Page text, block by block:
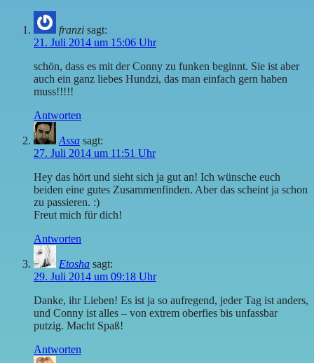
franzi sagt:
21. Juli 2014 um 15:06 Uhr
schön, dass es mit der Conny zu funken beginnt. Sie ist aber
auch ein ganz liebes Hundzi, das man einfach gern haben
muss!!!!!
Antworten
Assa sagt:
27. Juli 2014 um 11:51 Uhr
Hey das hört und sieht sich ja gut an! Ich wünsche euch
beiden eine gutes Zusammenfinden. Aber das scheint ja schon
zu passieren. :)
Freut mich für dich!
Antworten
Etosha sagt:
29. Juli 2014 um 09:18 Uhr
Danke, ihr Lieben! Es ist ja so aufregend, jeder Tag ist anders,
und Conny ist alles – von extrem oberfies bis unfassbar
putzig. Macht Spaß!
Antworten